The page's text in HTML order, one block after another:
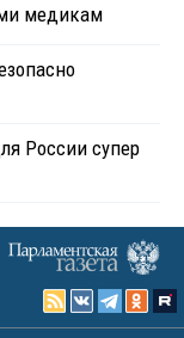
медикам
России супер